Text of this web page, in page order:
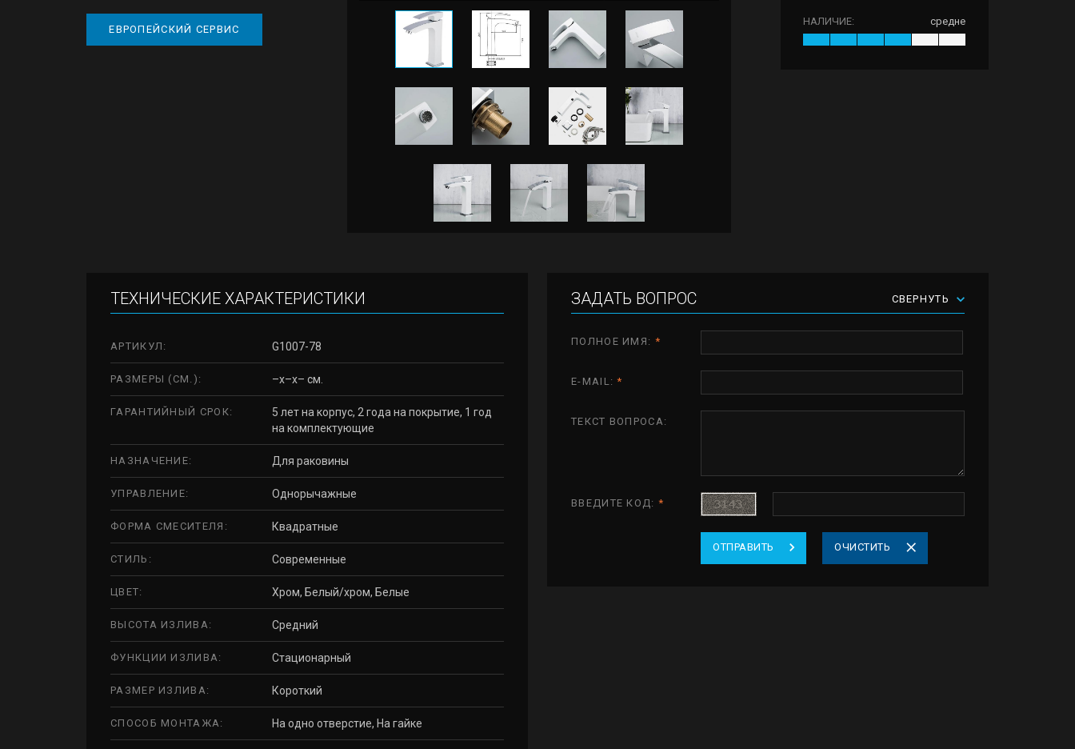
ЕВРОПЕЙСКИЙ СЕРВИС
НАЛИЧИЕ: средне
ТЕХНИЧЕСКИЕ ХАРАКТЕРИСТИКИ
АРТИКУЛ: G1007-78
РАЗМЕРЫ (СМ.): –x–x– см.
ГАРАНТИЙНЫЙ СРОК:
5 лет на корпус, 2 года на покрытие, 1 год
на комплектующие
НАЗНАЧЕНИЕ: Для раковины
УПРАВЛЕНИЕ: Однорычажные
ФОРМА СМЕСИТЕЛЯ: Квадратные
СТИЛЬ: Современные
ЦВЕТ: Хром, Белый/хром, Белые
ВЫСОТА ИЗЛИВА: Средний
ФУНКЦИИ ИЗЛИВА: Стационарный
РАЗМЕР ИЗЛИВА: Короткий
СПОСОБ МОНТАЖА: На одно отверстие, На гайке
ЗАДАТЬ ВОПРОС СВЕРНУТЬ
ПОЛНОЕ ИМЯ: *
E-MAIL:*
ТЕКСТ ВОПРОСА:
ВВЕДИТЕ КОД: *
ОТПРАВИТЬ ОЧИСТИТЬ